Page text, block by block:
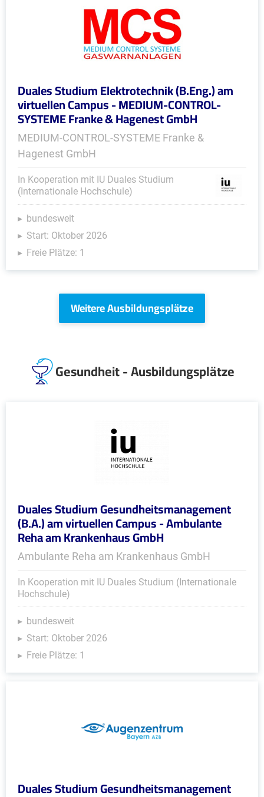
Duales Studium Elektrotechnik (B.Eng.) am
virtuellen Campus - MEDIUM-CONTROL-
SYSTEME Franke & Hagenest GmbH
MEDIUM-CONTROL-SYSTEME Franke &
Hagenest GmbH
In Kooperation mit IU Duales Studium
(Internationale Hochschule)
bundesweit
Start: Oktober 2026
Freie Plätze: 1
Weitere Ausbildungsplätze
Gesundheit - Ausbildungsplätze
Duales Studium Gesundheitsmanagement
(B.A.) am virtuellen Campus - Ambulante
Reha am Krankenhaus GmbH
Ambulante Reha am Krankenhaus GmbH
In Kooperation mit IU Duales Studium (Internationale
Hochschule)
bundesweit
Start: Oktober 2026
Freie Plätze: 1
Duales Studium Gesundheitsmanagement